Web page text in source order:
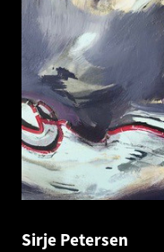
Sirje Petersen